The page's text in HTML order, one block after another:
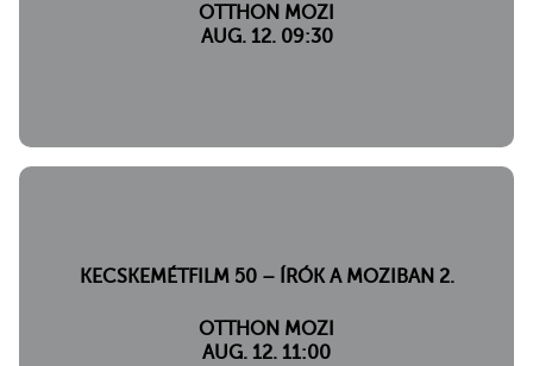
OTTHON MOZI
AUG. 12. 09:30
KECSKEMÉTFILM 50 – ÍRÓK A MOZIBAN 2.
OTTHON MOZI
AUG. 12. 11:00